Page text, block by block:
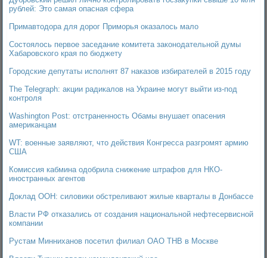
рублей: Это самая опасная сфера
Примавтодора для дорог Приморья оказалось мало
Состоялось первое заседание комитета законодательной думы
Хабаровского края по бюджету
Городские депутаты исполнят 87 наказов избирателей в 2015 году
The Telegraph: акции радикалов на Украине могут выйти из-под
контроля
Washington Post: отстраненность Обамы внушает опасения
американцам
WT: военные заявляют, что действия Конгресса разгромят армию
США
Комиссия кабмина одобрила cнижение штрафов для НКО-
иностранных агентов
Доклад ООН: силовики обстреливают жилые кварталы в Донбассе
Власти РФ отказались от создания национальной нефтесервисной
компании
Рустам Минниханов посетил филиал ОАО ТНВ в Москве